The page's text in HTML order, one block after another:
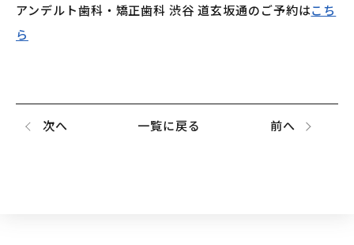
アンデルト歯科・矯正歯科 渋谷 道玄坂通のご予約はこち
ら
次へ 一覧に戻る 前へ